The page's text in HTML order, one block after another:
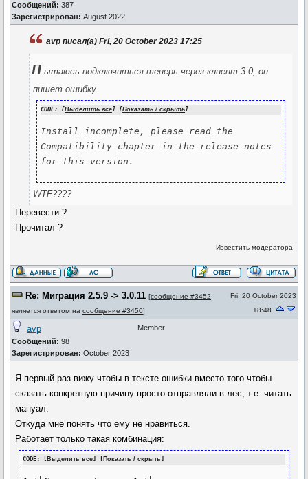
Сообщений: 387
Зарегистрирован: August 2022
avp писал(а) Fri, 20 October 2023 17:25
Пытаюсь подключиться теперь через клиент 3.0, он
пишет ошибку
CODE: [Выделить все] [Показать / скрыть]
Install incomplete, please read the
Compatibility chapter in the release notes
WTF????
Перевести ?
Прочитал ?
Известить модератора
Re: Миграция 2.5.9 -> 3.0.11 [сообщение #3452
является ответом на сообщение #3450]
Fri, 20 October 2023
18:48
avp
Сообщений: 98
Зарегистрирован: October 2023
Member
Я первый раз вижу чтобы в тексте ошибки вместо того чтобы
сказать конкретную причину просто отправляли в лес, т.е. читать
мануал.
Откуда мне понять что ему не нравиться.
Работает только такая комбинация:
CODE: [ Выделить все] [ Показать / скрыть ]